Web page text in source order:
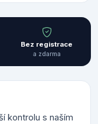
Bez registrace
a zdarma
kontrolu s naším